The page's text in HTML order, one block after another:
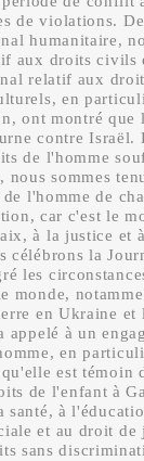
de violations.
humanitaire,
aux droits civils
relatif aux
en
ont montré
contre Israël.
de l'homme
nous sommes
l'homme de
car c'est le
à la justice et
célébrons la
les
monde,
en Ukraine et
appelé à un
en
est témoin
de l'enfant à
à
et au droit de
sans